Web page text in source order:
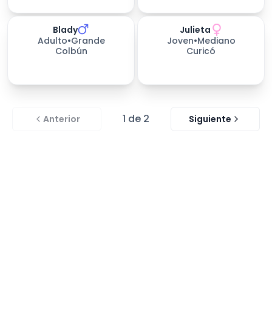
días esperando
Blady
Adulto•Grande
Colbún
días esperando
Julieta
Joven•Mediano
Curicó
Anterior 1 de 2 Siguiente